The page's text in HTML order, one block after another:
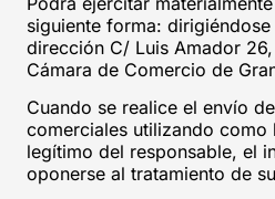
siguiente forma: dirigiéndose
dirección C/ Luis Amador
Cámara de Comercio de
Cuando se realice el envío
comerciales utilizando como
legítimo del responsable, el
oponerse al tratamiento de